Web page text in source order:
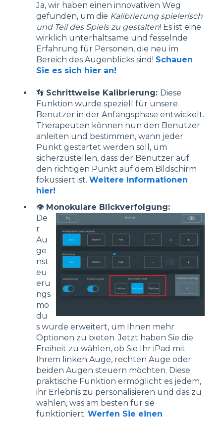
Ja, wir haben einen innovativen Weg
gefunden, um die Kalibrierung spielerisch
und Teil des Spiels zu gestalten! Es ist eine
wirklich unterhaltsame und fesselnde
Erfahrung für Personen, die neu im
Bereich des Augenblicks sind! Schauen
Sie es sich hier an!
👣 Schrittweise Kalibrierung: Diese
Funktion wurde speziell für unsere
Benutzer in der Anfangsphase entwickelt.
Therapeuten können nun den Benutzer
anleiten und bestimmen, wann jeder
Punkt gestartet werden soll, um
sicherzustellen, dass der Benutzer auf
den richtigen Punkt auf dem Bildschirm
fokussiert ist. Weitere Informationen
hier!
👁️ Monokulare Blickverfolgung:
De
r
Au
ge
nst
eu
eru
ngs
mo
du
s wurde erweitert, um Ihnen mehr
Optionen zu bieten. Jetzt haben Sie die
Freiheit zu wählen, ob Sie Ihr iPad mit
Ihrem linken Auge, rechten Auge oder
beiden Augen steuern möchten. Diese
praktische Funktion ermöglicht es jedem,
ihr Erlebnis zu personalisieren und das zu
wählen, was am besten für sie
funktioniert. Werfen Sie einen